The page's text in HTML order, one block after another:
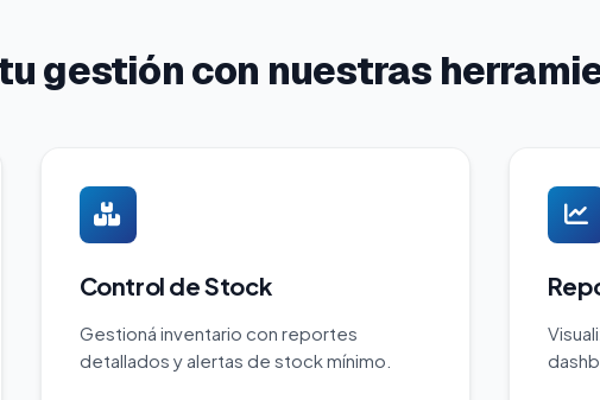
gestión con nuestras
Control de Stock
Gestioná inventario con reportes
detallados y alertas de stock mínimo.